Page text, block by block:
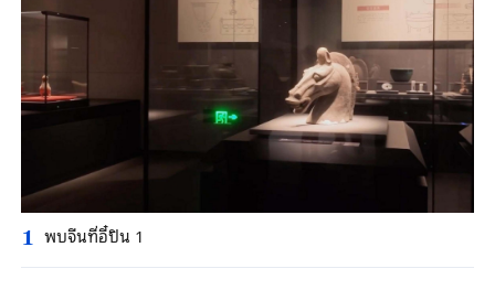
1 พบจีนที่อี๋ปิน 1